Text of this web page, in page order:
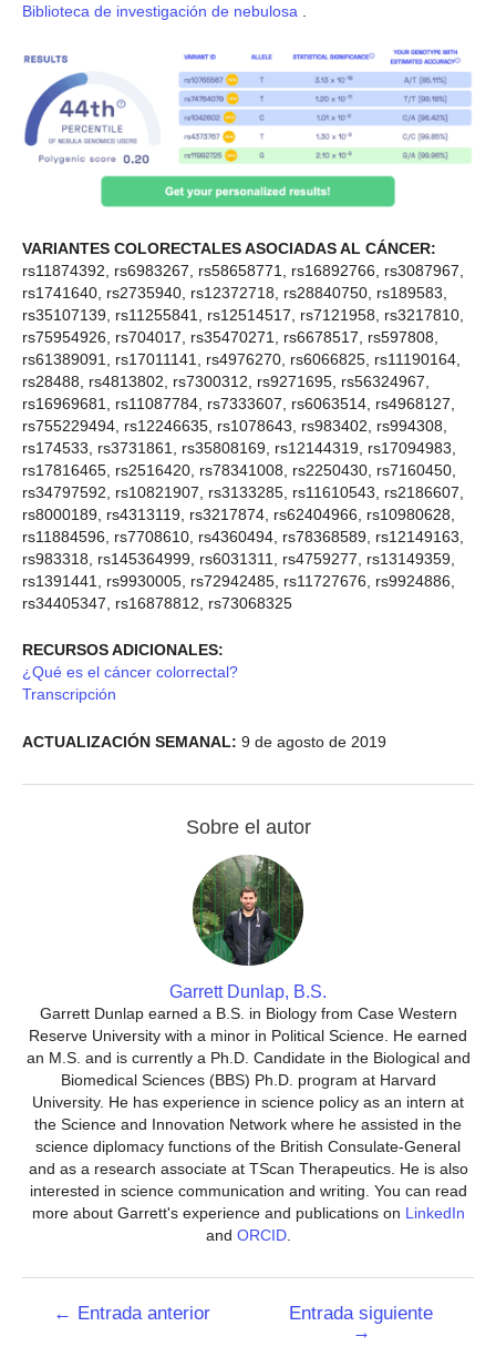
Biblioteca de investigación de nebulosa
VARIANTES COLORECTALES ASOCIADAS AL CÁNCER:
rs11874392, rs6983267, rs58658771, rs16892766, rs3087967,
rs1741640, rs2735940, rs12372718, rs28840750, rs189583,
rs35107139, rs11255841, rs12514517, rs7121958, rs3217810,
rs75954926, rs704017, rs35470271, rs6678517, rs597808,
rs61389091, rs17011141, rs4976270, rs6066825, rs11190164,
rs28488, rs4813802, rs7300312, rs9271695, rs56324967,
rs16969681, rs11087784, rs7333607, rs6063514, rs4968127,
rs755229494, rs12246635, rs1078643, rs983402, rs994308,
rs174533, rs3731861, rs35808169, rs12144319, rs17094983,
rs17816465, rs2516420, rs78341008, rs2250430, rs7160450,
rs34797592, rs10821907, rs3133285, rs11610543, rs2186607,
rs8000189, rs4313119, rs3217874, rs62404966, rs10980628,
rs11884596, rs7708610, rs4360494, rs78368589, rs12149163,
rs983318, rs145364999, rs6031311, rs4759277, rs13149359,
rs1391441, rs9930005, rs72942485, rs11727676, rs9924886,
rs34405347, rs16878812, rs73068325
RECURSOS ADICIONALES:
¿Qué es el cáncer colorrectal?
Transcripción
ACTUALIZACIÓN SEMANAL: 9 de agosto de 2019
Sobre el autor
Garrett Dunlap, B.S.
Garrett Dunlap earned a B.S. in Biology from Case Western
Reserve University with a minor in Political Science. He earned
an M.S. and is currently a Ph.D. Candidate in the Biological and
Biomedical Sciences (BBS) Ph.D. program at Harvard
University. He has experience in science policy as an intern at
the Science and Innovation Network where he assisted in the
science diplomacy functions of the British Consulate-General
and as a research associate at TScan Therapeutics. He is also
interested in science communication and writing. You can read
more about Garrett's experience and publications on LinkedIn
and ORCID.
Navegación
← Entrada anterior
Entrada siguiente
→